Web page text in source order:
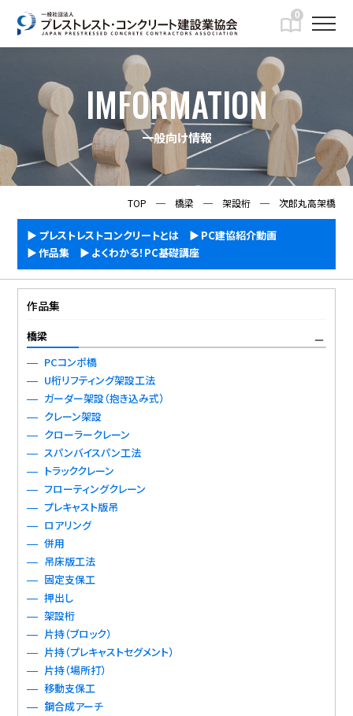
0
IMFORMATION
一般向け情報
TOP ─ 橋梁 ─ 架設桁 ─ 次郎丸高架橋
プレストレストコンクリートとは
PC建協紹介動画
作品集
よくわかる！PC基礎講座
作品集
橋梁
PCコンポ橋
U桁リフティング架設工法
ガーダー架設（抱き込み式）
クレーン架設
クローラークレーン
スパンバイスパン工法
トラッククレーン
フローティングクレーン
プレキャスト版吊
ロアリング
併用
吊床版工法
固定支保工
押出し
架設桁
片持（ブロック）
片持（プレキャストセグメント）
片持（場所打）
移動支保工
鋼合成アーチ